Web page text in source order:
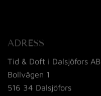
ADRESS
Tid & Doft i Dalsjöfors AB
Bollvägen 1
516 34 Dalsjöfors